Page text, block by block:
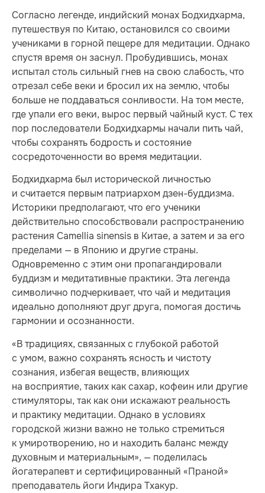
Согласно легенде, индийский монах Бодхидхарма,
путешествуя по Китаю, остановился со своими
учениками в горной пещере для медитации. Однако
спустя время он заснул. Пробудившись, монах
испытал столь сильный гнев на свою слабость, что
отрезал себе веки и бросил их на землю, чтобы
больше не поддаваться сонливости. На том месте,
где упали его веки, вырос первый чайный куст. С тех
пор последователи Бодхидхармы начали пить чай,
чтобы сохранять бодрость и состояние
сосредоточенности во время медитации.
Бодхидхарма был исторической личностью
и считается первым патриархом дзен-буддизма.
Историки предполагают, что его ученики
действительно способствовали распространению
растения Camellia sinensis в Китае, а затем и за его
пределами — в Японию и другие страны.
Одновременно с этим они пропагандировали
буддизм и медитативные практики. Эта легенда
символично подчеркивает, что чай и медитация
идеально дополняют друг друга, помогая достичь
гармонии и осознанности.
«В традициях, связанных с глубокой работой
с умом, важно сохранять ясность и чистоту
сознания, избегая веществ, влияющих
на восприятие, таких как сахар, кофеин или другие
стимуляторы, так как они искажают реальность
и практику медитации. Однако в условиях
городской жизни важно не только стремиться
к умиротворению, но и находить баланс между
духовным и материальным», — поделилась
йогатерапевт и сертифицированный «Праной»
преподаватель йоги Индира Тхакур.